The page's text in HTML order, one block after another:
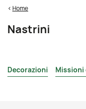
Home
Nastrini
Decorazioni Missioni